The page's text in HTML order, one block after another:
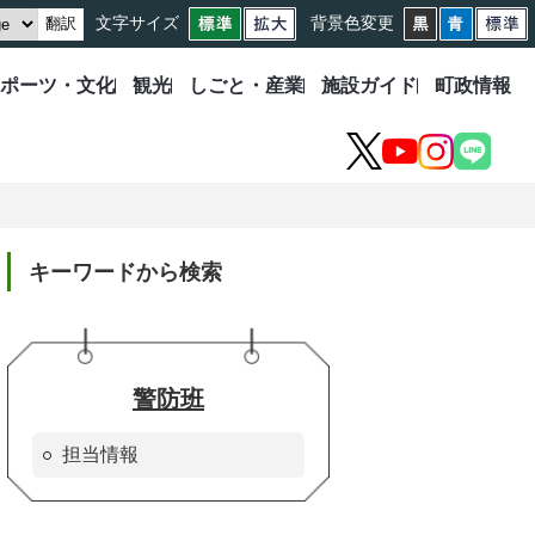
翻訳 文字サイズ 背景色変更
ーツ・文化 観光 しごと・産業 施設ガイド 町政情報
X YouTube
Instagram
LINE
キーワードから検索
警防班
担当情報